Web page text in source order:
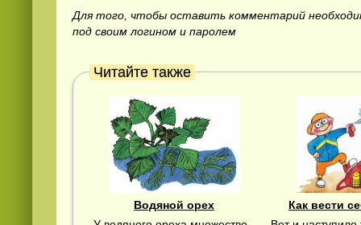
Для того, чтобы оставить комментарий
под своим логином и паролем
Читайте также
Водяной орех
Как вести